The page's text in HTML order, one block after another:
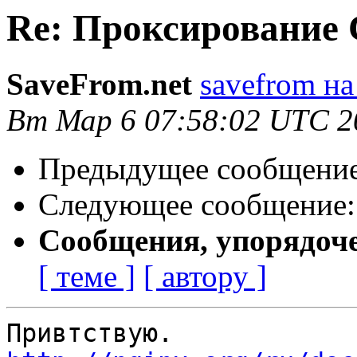
Re: Проксирование
SaveFrom.net savefrom
Вт Мар 6 07:58:02 UTC
Предыдущее
Следующее
Сообщения,
[ теме ] [ автору ]